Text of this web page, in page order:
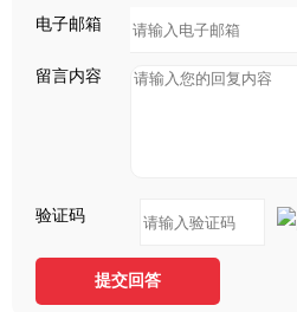
电子邮箱
留言内容
验证码
提交回答